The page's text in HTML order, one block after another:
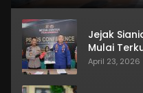
Jejak
Mulai
April 23, 2026